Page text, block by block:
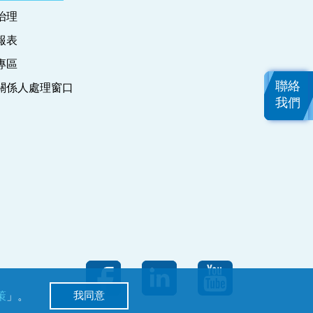
理
表
區
係人處理窗口
」。 我同意
聯絡
我們